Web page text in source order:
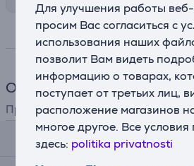
Для улучшения работы
просим Вас согласиться с
использования наших
позволит Вам видеть
информацию о товарах,
поступает от третьих лиц,
расположение магазинов
многое другое. Все
здесь: politika privatnosti
Общий параметр
Производитель